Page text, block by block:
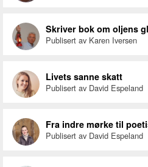
Skriver bok om oljens
Publisert av Karen Iversen
Livets sanne skatt
Publisert av David Espeland
Fra indre mørke til
Publisert av David Espeland